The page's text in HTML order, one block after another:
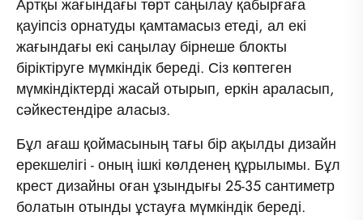
Артқы жағындағы төрт саңылау қабырғаға
қауіпсіз орнатуды қамтамасыз етеді, ал екі
жағындағы екі саңылау бірнеше блокты
біріктіруге мүмкіндік береді. Сіз көптеген
мүмкіндіктерді жасай отырып, еркін араласып,
сәйкестендіре аласыз.
Бұл ағаш қоймасының тағы бір ақылды дизайн
ерекшелігі - оның ішкі көлденең құрылымы. Бұл
крест дизайны оған ұзындығы 25-35 сантиметр
болатын отынды ұстауға мүмкіндік береді.